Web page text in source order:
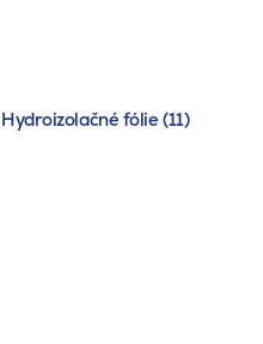
Hydroizolačné fólie (11)